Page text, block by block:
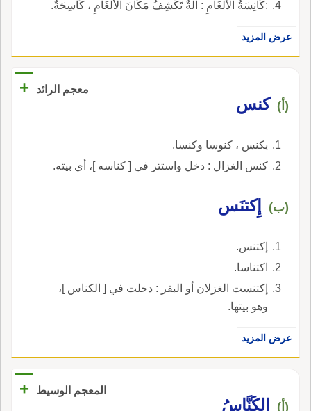
:كَانِسَةُ الأَلْغَامِ : آلَةٌ تَكْشِفُ مَكَانَ الأَلْغَامِ ، كَاسِحَةٌ.
عرض المزيد
معجم الرائد +
(أ) كنس
يكنس ، كنوسا وكنسا.
كنس الغزال : دخل واستتر في [ كناسه ]، أي بيته.
(ب) إِكتنَس
إكتنس.
اكتناسا.
إكتنست الغزلان أو البقر : دخلت في [ الكناس ]،
وهو بيتها.
عرض المزيد
المعجم الوسيط +
(أ) الكَنَّاسُ